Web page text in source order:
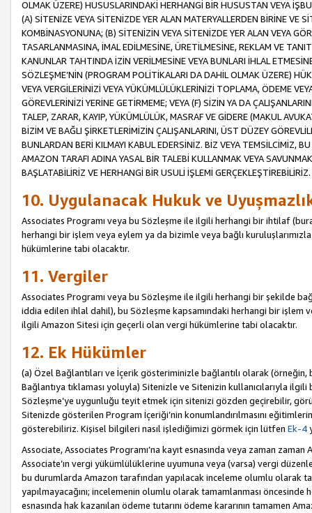
OLMAK ÜZERE) HUSUSLARINDAKİ HERHANGİ BİR HUSUSTAN VEYA
(A) SİTENİZE VEYA SİTENİZDE YER ALAN MATERYALLERDEN BİRİNE VE
KOMBİNASYONUNA; (B) SİTENİZİN VEYA SİTENİZDE YER ALAN VEYA
TASARLANMASINA, İMAL EDİLMESİNE, ÜRETİLMESİNE, REKLAM VE
KANUNLAR TAHTINDA İZİN VERİLMESİNE VEYA BUNLARI İHLAL
SÖZLEŞME’NİN (PROGRAM POLİTİKALARI DA DAHİL OLMAK ÜZERE)
VEYA VERGİLERİNİZİ VEYA YÜKÜMLÜLÜKLERİNİZİ TOPLAMA, ÖDEME
GÖREVLERİNİZİ YERİNE GETİRMEME; VEYA (F) SİZİN YA DA
TALEP, ZARAR, KAYIP, YÜKÜMLÜLÜK, MASRAF VE GİDERE (MAKUL
BİZİM VE BAĞLI ŞİRKETLERİMİZİN ÇALIŞANLARINI, ÜST DÜZEY
BUNLARDAN BERİ KILMAYI KABUL EDERSİNİZ. BİZ VEYA TEMSİLCİMİZ,
AMAZON TARAFI ADINA YASAL BİR TALEBİ KULLANMAK VEYA
BAŞLATABİLİRİZ VE HERHANGİ BİR USULİ İŞLEMİ GERÇEKLEŞTİREBİLİRİZ.
10. Uygulanacak Hukuk ve
Associates Programı veya bu Sözleşme ile ilgili herhangi bir ihtilaf
herhangi bir işlem veya eylem ya da bizimle veya bağlı
hükümlerine tabi olacaktır.
11. Vergiler
Associates Programı veya bu Sözleşme ile ilgili herhangi bir şekilde
iddia edilen ihlal dahil), bu Sözleşme kapsamındaki herhangi bir işlem
ilgili Amazon Sitesi için geçerli olan vergi hükümlerine tabi olacaktır.
12. Ek Hükümler
(a) Özel Bağlantıları ve İçerik gösteriminizle bağlantılı olarak
Bağlantıya tıklaması yoluyla) Sitenizle ve Sitenizin kullanıcılarıyla
Sözleşme’ye uygunluğu teyit etmek için sitenizi gözden geçirebilir,
Sitenizde gösterilen Program İçeriği’nin konumlandırılmasını
gösterebiliriz. Kişisel bilgileri nasıl işlediğimizi görmek için lütfen Ek-4
Associate, Associates Programı’na kayıt esnasında veya zaman
Associate’ın vergi yükümlülüklerine uyumuna veya (varsa) vergi
bu durumlarda Amazon tarafından yapılacak inceleme olumlu olarak
yapılmayacağını; incelemenin olumlu olarak tamamlanması
esnasında hak kazanılan ödeme tutarını ödeme kararının tamamen